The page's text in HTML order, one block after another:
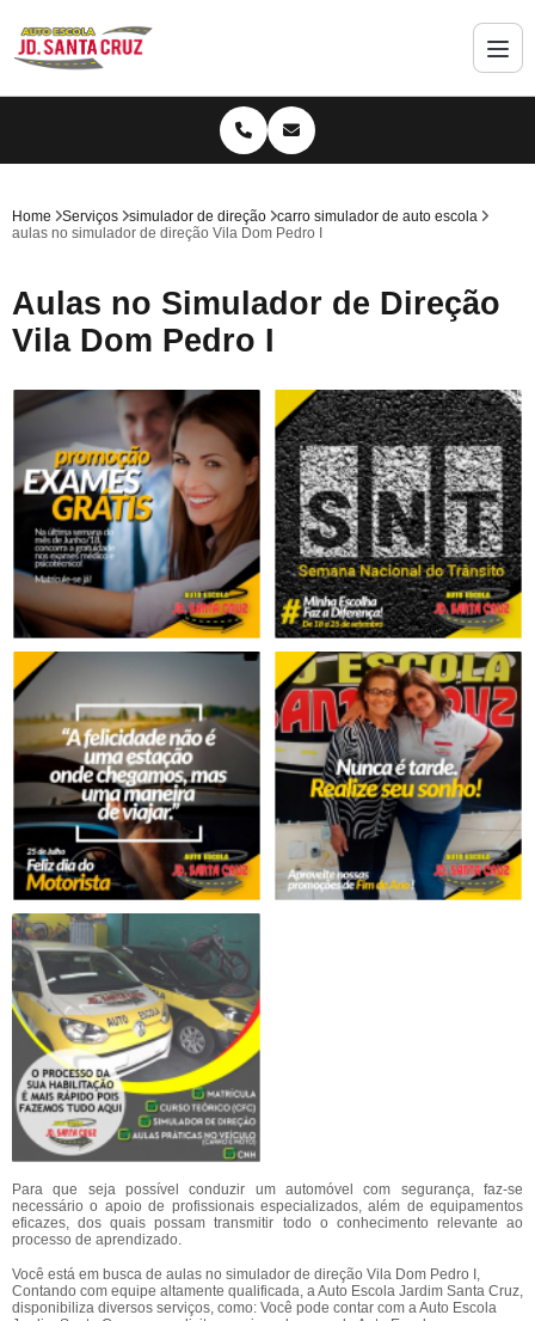
Home Serviços simulador de direção
carro simulador de auto escola
aulas no simulador de direção Vila Dom Pedro I
Aulas no Simulador de Direção
Vila Dom Pedro I
Para que seja possível conduzir um automóvel com segurança, faz-se
necessário o apoio de profissionais especializados, além de equipamentos
eficazes, dos quais possam transmitir todo o conhecimento relevante ao
processo de aprendizado.
Você está em busca de aulas no simulador de direção Vila Dom Pedro I,
Contando com equipe altamente qualificada, a Auto Escola Jardim Santa Cruz,
disponibiliza diversos serviços, como: Você pode contar com a Auto Escola